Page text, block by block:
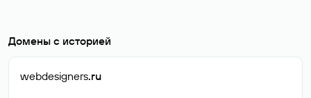
Домены с историей
webdesigners.ru